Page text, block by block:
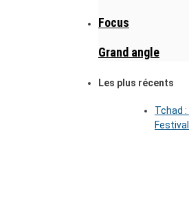
Focus
Grand angle
Les plus récents
Tchad :
Festival